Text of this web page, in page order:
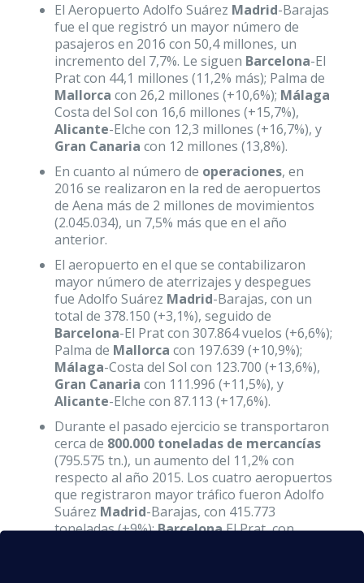
El Aeropuerto Adolfo Suárez Madrid-Barajas
fue el que registró un mayor número de
pasajeros en 2016 con 50,4 millones, un
incremento del 7,7%. Le siguen Barcelona-El
Prat con 44,1 millones (11,2% más); Palma de
Mallorca con 26,2 millones (+10,6%); Málaga
Costa del Sol con 16,6 millones (+15,7%),
Alicante-Elche con 12,3 millones (+16,7%), y
Gran Canaria con 12 millones (13,8%).
En cuanto al número de operaciones, en
2016 se realizaron en la red de aeropuertos
de Aena más de 2 millones de movimientos
(2.045.034), un 7,5% más que en el año
anterior.
El aeropuerto en el que se contabilizaron
mayor número de aterrizajes y despegues
fue Adolfo Suárez Madrid-Barajas, con un
total de 378.150 (+3,1%), seguido de
Barcelona-El Prat con 307.864 vuelos (+6,6%);
Palma de Mallorca con 197.639 (+10,9%);
Málaga-Costa del Sol con 123.700 (+13,6%),
Gran Canaria con 111.996 (+11,5%), y
Alicante-Elche con 87.113 (+17,6%).
Durante el pasado ejercicio se transportaron
cerca de 800.000 toneladas de mercancías
(795.575 tn.), un aumento del 11,2% con
respecto al año 2015. Los cuatro aeropuertos
que registraron mayor tráfico fueron Adolfo
Suárez Madrid-Barajas, con 415.773
toneladas (+9%);BarcelonaEl Prat, con